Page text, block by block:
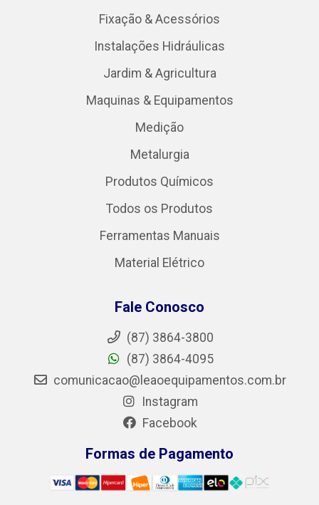
Fixação & Acessórios
Instalações Hidráulicas
Jardim & Agricultura
Maquinas & Equipamentos
Medição
Metalurgia
Produtos Químicos
Todos os Produtos
Ferramentas Manuais
Material Elétrico
Fale Conosco
(87) 3864-3800
(87) 3864-4095
comunicacao@leaoequipamentos.com.br
Instagram
Facebook
Formas de Pagamento